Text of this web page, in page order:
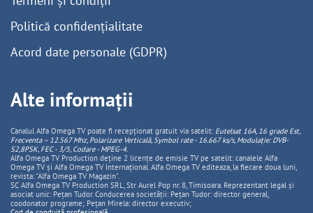
Politică confidențialitate
Acord date personale (GDPR)
Alte informații
Canalul Alfa Omega TV poate fi recepționat gratuit via satelit: Eutelsat 16A, 16 grade Est,
Frecventa – 12.567 Mhz, PolarizareVerticală, Symbol rate - 16.667 ks/s, Modulație: DVB-
S2,8PSK, FEC - 3/5, Codare - MPEG-4.
Alfa Omega TV Production deține 2 licențe de emisie TV pe satelit: canalele Alfa
Omega TV și Alfa Omega TV Internațional. Alfa Omega TV editeaza, la fiecare doua luni,
revista: "Alfa Omega TV Magazin".
SC Alfa Omega TV Production SRL, Str Aurel Pop nr. 8, Timisoara. Reprezentant legal și
asociat unic: Pețan Tudor. Conducerea societății: Pețan Tudor: director general,
coodonator programe; Pețan Mirela: director executiv;